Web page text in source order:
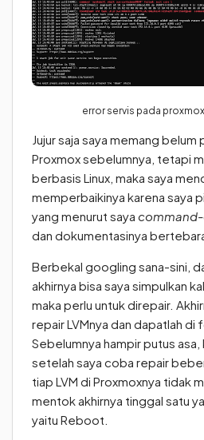
error servis pada
Jujur saja saya memang
Proxmox sebelumnya, tetapi
berbasis Linux, maka saya
memperbaikinya karena saya
yang menurut saya
dan dokumentasinya
Berbekal googling sana-sini,
akhirnya bisa saya simpulkan
maka perlu untuk direpair.
repair LVMnya dan dapatlah di
Sebelumnya hampir putus
setelah saya coba repair
tiap LVM di Proxmoxnya tidak
mentok akhirnya tinggal satu
yaitu Reboot.